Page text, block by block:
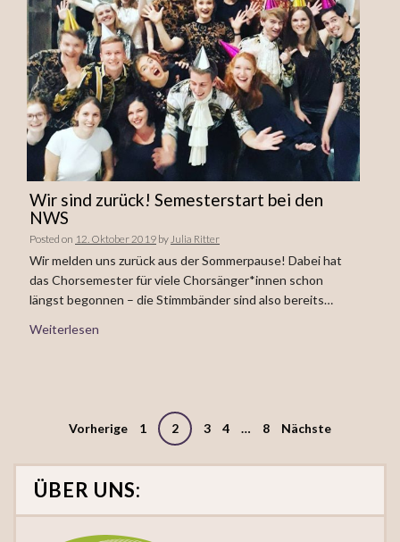
Wir sind zurück! Semesterstart bei den
NWS
Posted on 12. Oktober 2019 byJulia Ritter
Wir melden uns zurück aus der Sommerpause! Dabei hat
das Chorsemester für viele Chorsänger*innen schon
längst begonnen – die Stimmbänder sind also bereits…
Weiterlesen
Seitennummerierung
Beiträge
Vorherige 1 2 3 4 … 8 Nächste
ÜBER UNS: